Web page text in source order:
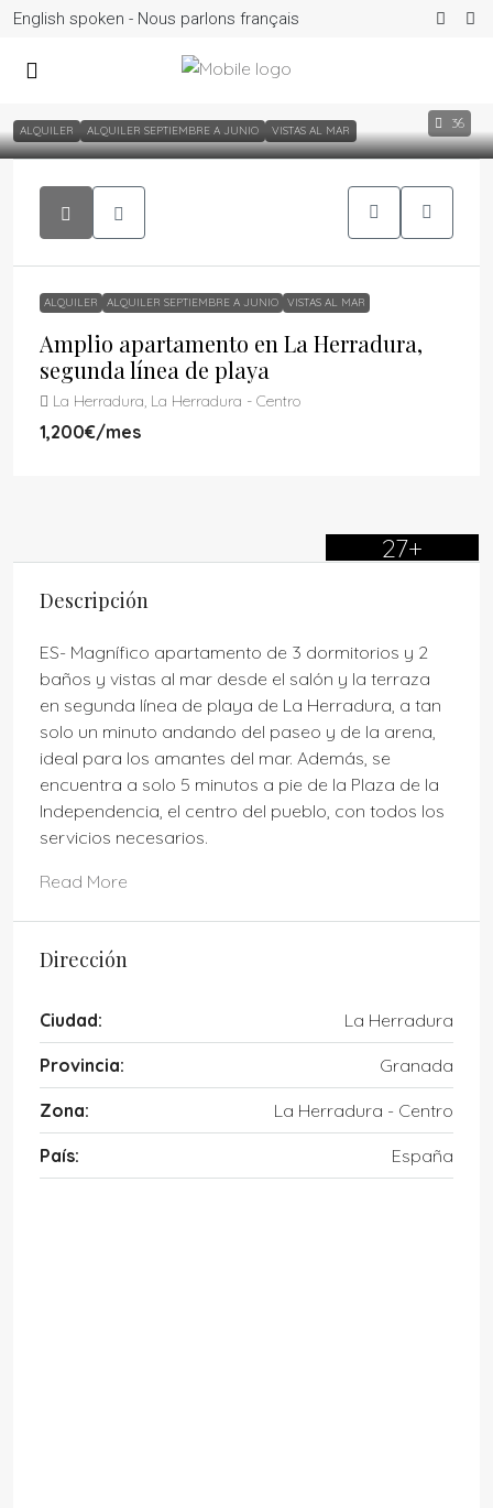
English spoken - Nous parlons français
36
ALQUILER ALQUILER SEPTIEMBRE A JUNIO VISTAS AL MAR
ALQUILER ALQUILER SEPTIEMBRE A JUNIO VISTAS AL MAR
Amplio apartamento en La Herradura,
segunda línea de playa
La Herradura, La Herradura - Centro
1,200€/mes
27+
Descripción
ES- Magnífico apartamento de 3 dormitorios y 2
baños y vistas al mar desde el salón y la terraza
en segunda línea de playa de La Herradura, a tan
solo un minuto andando del paseo y de la arena,
ideal para los amantes del mar. Además, se
encuentra a solo 5 minutos a pie de la Plaza de la
Independencia, el centro del pueblo, con todos los
servicios necesarios.
Read More
Dirección
Ciudad: La Herradura
Provincia: Granada
Zona: La Herradura - Centro
País: España